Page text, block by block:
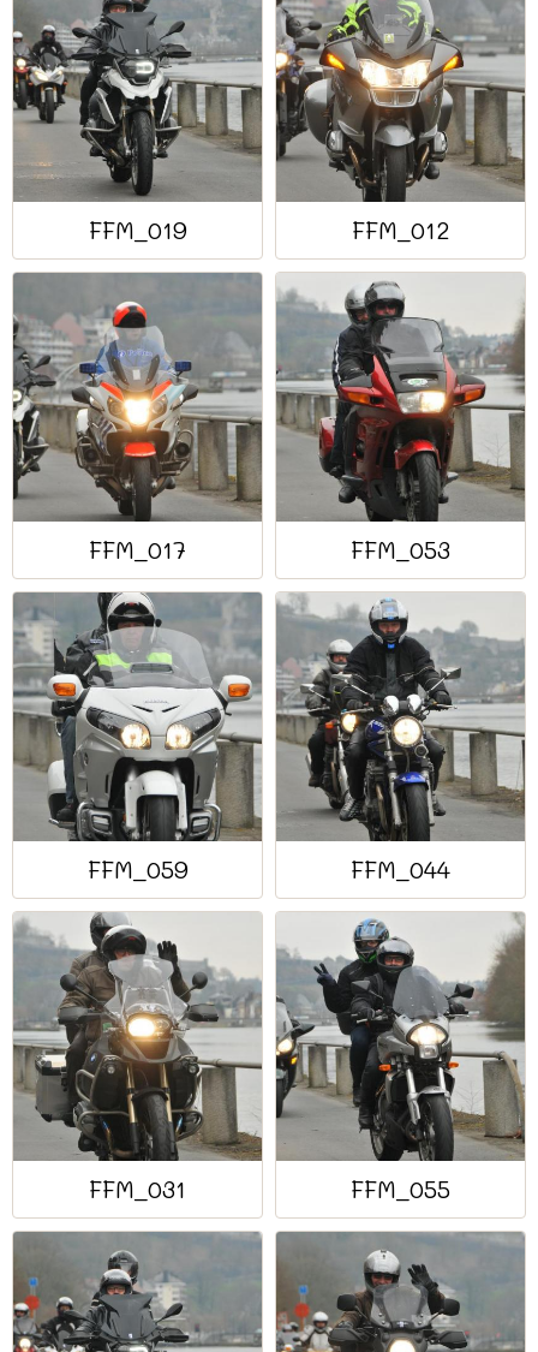
FFM_019 FFM_012
FFM_017 FFM_053
FFM_059 FFM_044
FFM_031 FFM_055